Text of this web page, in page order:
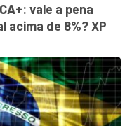
vale a pena
acima de 8%? XP